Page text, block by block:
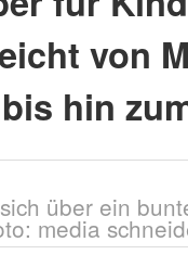
von
hin
über ein
media